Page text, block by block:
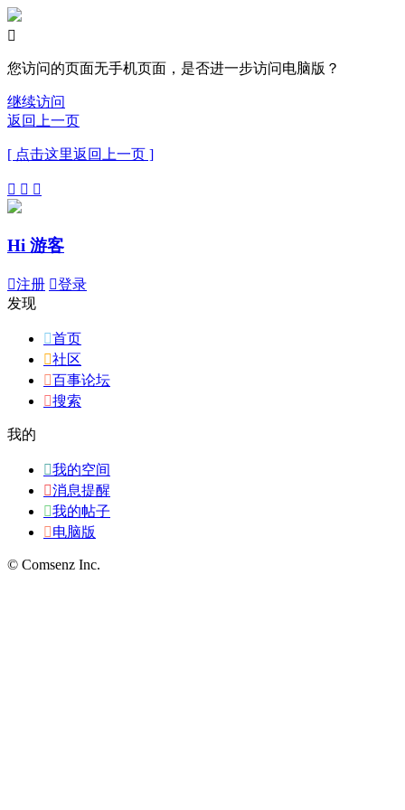

您访问的页面无手机页面，是否进一步访问电脑版？
继续访问
返回上一页
[ 点击这里返回上一页 ]
  
Hi 游客
注册 登录
发现
首页
社区
百事论坛
搜索
我的
我的空间
消息提醒
我的帖子
电脑版
© Comsenz Inc.